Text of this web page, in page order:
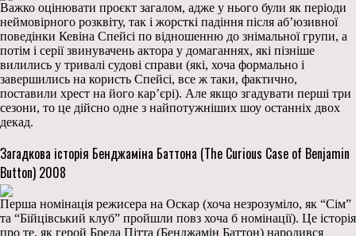
Важко оцінювати проєкт загалом, адже у нього були як періоди
неймовірного розквіту, так і жорсткі падіння після аб’юзивної
поведінки Кевіна Спейсі по відношенню до знімальної групи, а
потім і серії звинувачень актора у домаганнях, які пізніше
вилились у тривалі судові справи (які, хоча формально і
завершились на користь Спейсі, все ж таки, фактично,
поставили хрест на його кар’єрі). Але якщо згадувати перші три
сезони, то це дійсно одне з найпотужніших шоу останніх двох
декад.
Загадкова історія Бенджаміна Баттона (The Curious Case of Benjamin
Button) 2008
Перша номінація режисера на Оскар (хоча незрозуміло, як “Сім”
та “Бійцівський клуб” пройшли повз хоча б номінації). Це історія
про те, як герой Бреда Пітта (Бенджамін Баттон) народився